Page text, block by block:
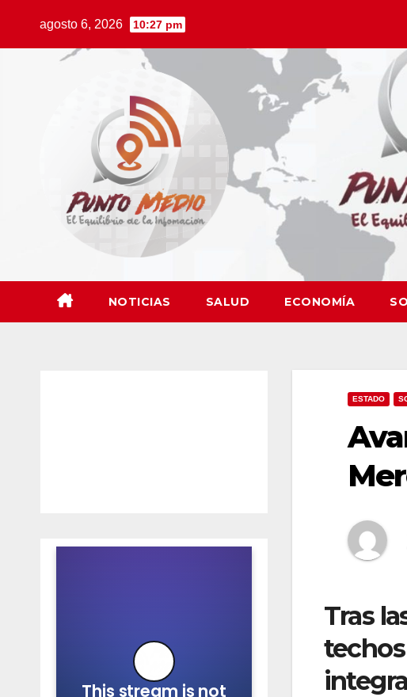
agosto 6, 2026 10:27 pm
NOTICIAS SALUD ECONOMÍA
ESTADO
Tras